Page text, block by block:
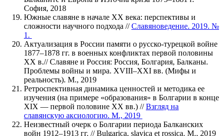
София, 2018
Южные славяне в начале ХХ века: перспективы и
сложности научного подхода //Славяноведение. 2019. №
1.
Актуализация в России памяти о русско-турецкой войне
1877–1878 гг. в военных конфликтах первой половины
ХХ в.// Славяне и Россия: Россия, Болгария, Балканы.
Проблемы войны и мира. XVIII–XXI вв. (Мифы и
реальность). М., 2019
Ретроспективная динамика ценностей и методика ее
изучения (на примере «образования» в Болгарии в конце
XIX ― первой половине ХХ вв.) //Взгляд на
славянскую аксиологию. М., 2019
Неизвестный очерк о Болгарии периода Балканских
войн 1912–1913 гг. // Bulgarica, slavica et rossica. М., 2019